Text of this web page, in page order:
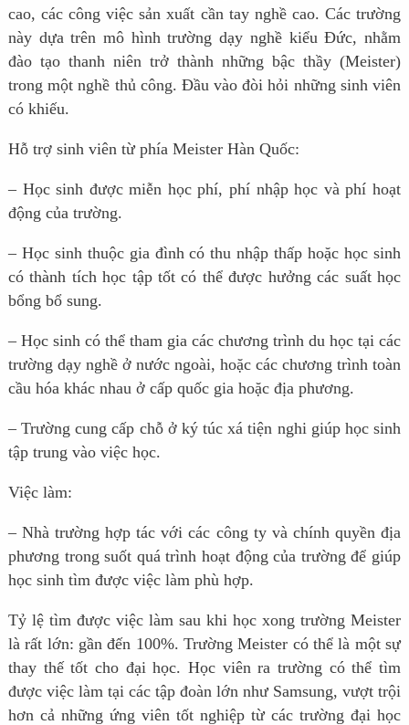
cao, các công việc sản xuất cần tay nghề cao. Các trường
này dựa trên mô hình trường dạy nghề kiểu Đức, nhằm
đào tạo thanh niên trở thành những bậc thầy (Meister)
trong một nghề thủ công. Đầu vào đòi hỏi những sinh viên
có khiếu.
Hỗ trợ sinh viên từ phía Meister Hàn Quốc:
– Học sinh được miễn học phí, phí nhập học và phí hoạt
động của trường.
– Học sinh thuộc gia đình có thu nhập thấp hoặc học sinh
có thành tích học tập tốt có thể được hưởng các suất học
bổng bổ sung.
– Học sinh có thể tham gia các chương trình du học tại các
trường dạy nghề ở nước ngoài, hoặc các chương trình toàn
cầu hóa khác nhau ở cấp quốc gia hoặc địa phương.
– Trường cung cấp chỗ ở ký túc xá tiện nghi giúp học sinh
tập trung vào việc học.
Việc làm:
– Nhà trường hợp tác với các công ty và chính quyền địa
phương trong suốt quá trình hoạt động của trường để giúp
học sinh tìm được việc làm phù hợp.
Tỷ lệ tìm được việc làm sau khi học xong trường Meister
là rất lớn: gần đến 100%. Trường Meister có thể là một sự
thay thế tốt cho đại học. Học viên ra trường có thể tìm
được việc làm tại các tập đoàn lớn như Samsung, vượt trội
hơn cả những ứng viên tốt nghiệp từ các trường đại học